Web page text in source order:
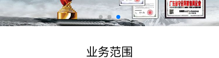
业务范围